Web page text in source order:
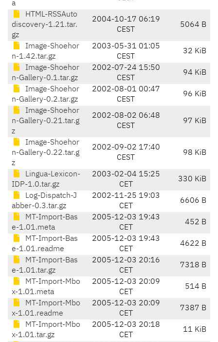
a
HTML-RSSAuto
discovery-1.21.tar.
gz
2004-10-17 06:19
CEST
5064 B
Image-Shoehor
n-1.42.tar.gz
2003-05-31 01:05
CEST
32 KiB
Image-Shoehor
n-Gallery-0.1.tar.gz
2002-07-24 15:50
CEST
94 KiB
Image-Shoehor
n-Gallery-0.2.tar.gz
2002-08-01 00:47
CEST
96 KiB
Image-Shoehor
n-Gallery-0.21.tar.g
z
2002-08-02 06:48
CEST
97 KiB
Image-Shoehor
n-Gallery-0.22.tar.g
z
2002-09-02 17:40
CEST
98 KiB
Lingua-Lexicon-
IDP-1.0.tar.gz
2003-02-04 15:25
CET
330 KiB
Log-Dispatch-J
abber-0.3.tar.gz
2002-11-25 19:03
CET
6606 B
MT-Import-Bas
e-1.01.meta
2005-12-03 19:43
CET
452 B
MT-Import-Bas
e-1.01.readme
2005-12-03 19:43
CET
4622 B
MT-Import-Bas
e-1.01.tar.gz
2005-12-03 20:16
CET
7318 B
MT-Import-Mbo
x-1.01.meta
2005-12-03 20:09
CET
514 B
MT-Import-Mbo
x-1.01.readme
2005-12-03 20:09
CET
7387 B
MT-Import-Mbo
x-1.01.tar.gz
2005-12-03 20:18
CET
11 KiB